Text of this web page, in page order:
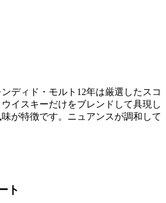
ンディド・モルト12年は厳選したスコ
イスキーだけをブレンドして具現し
が特徴です。ニュアンスが調和して
ト